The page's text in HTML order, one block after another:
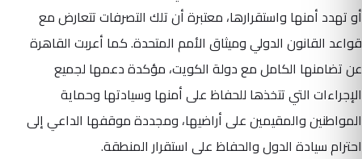
أو تهدد أمنها واستقرارها، معتبرة أن تلك التصرفات تتعارض مع
قواعد القانون الدولي وميثاق الأمم المتحدة. كما أعربت القاهرة
عن تضامنها الكامل مع دولة الكويت، مؤكدة دعمها لجميع
الإجراءات التي تتخذها للحفاظ على أمنها وسيادتها وحماية
المواطنين والمقيمين على أراضيها، ومجددة موقفها الداعي إلى
احترام سيادة الدول والحفاظ على استقرار المنطقة.